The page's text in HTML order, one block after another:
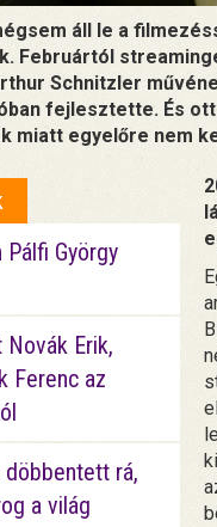
áll le a
Februártól
Schnitzler
fejlesztette. És
miatt egyelőre nem
Pálfi György
Erik,
Ferenc az
döbbentett rá,
a világ